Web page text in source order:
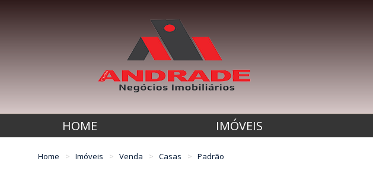
HOME IMÓVEIS
Home Imóveis Venda Casas Padrão